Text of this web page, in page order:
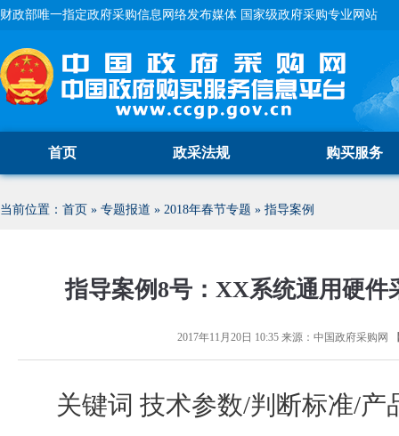
财政部唯一指定政府采购信息网络发布媒体 国家级政府采购专业网站
首页 政采法规 购买服务
当前位置： 首页 » 专题报道 » 2018年春节专题 » 指导案例
指导案例8号：XX系统通用硬件
2017年11月20日 10:35来源： 中国政府采购网
关键词 技术参数/判断标准/产